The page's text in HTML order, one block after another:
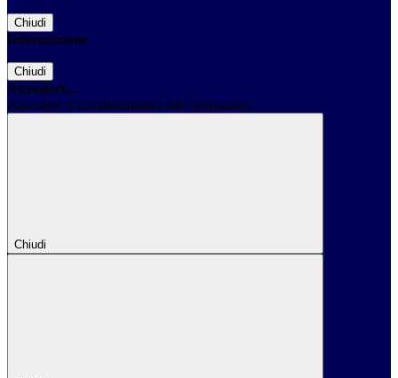
Chiudi
Informazione
Chiudi
Attendere...
Attendere il completamento dell'operazione...
Chiudi